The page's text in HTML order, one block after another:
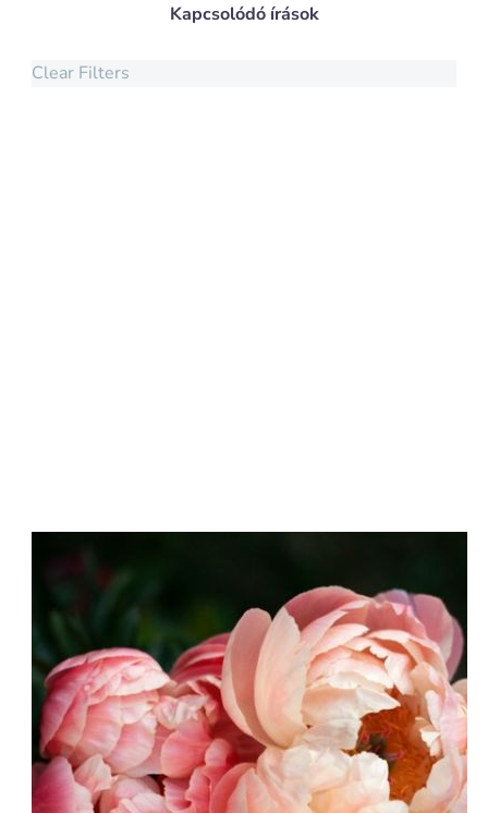
Kapcsolódó írások
Clear Filters